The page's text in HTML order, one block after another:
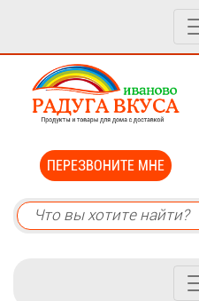
ПЕРЕЗВОНИТЕ МНЕ